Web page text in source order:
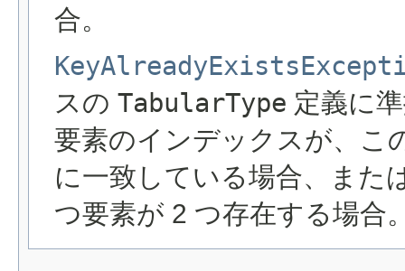
合。
スの TabularType 定義に
要素のインデックスが、こ
に一致している場合、また
つ要素が 2 つ存在する場合